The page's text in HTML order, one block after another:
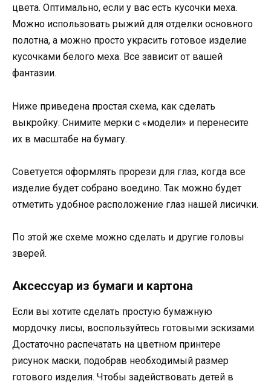
цвета. Оптимально, если у вас есть кусочки меха.
Можно использовать рыжий для отделки основного
полотна, а можно просто украсить готовое изделие
кусочками белого меха. Все зависит от вашей
фантазии.
Ниже приведена простая схема, как сделать
выкройку. Снимите мерки с «модели» и перенесите
их в масштабе на бумагу.
Советуется оформлять прорези для глаз, когда все
изделие будет собрано воедино. Так можно будет
отметить удобное расположение глаз нашей лисички.
По этой же схеме можно сделать и другие головы
зверей.
Аксессуар из бумаги и картона
Если вы хотите сделать простую бумажную
мордочку лисы, воспользуйтесь готовыми эскизами.
Достаточно распечатать на цветном принтере
рисунок маски, подобрав необходимый размер
готового изделия. Чтобы задействовать детей в